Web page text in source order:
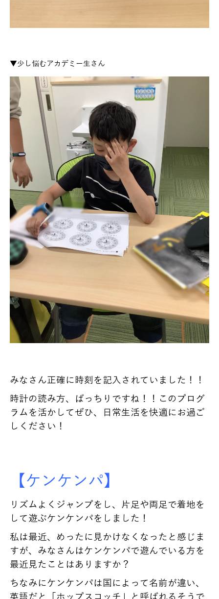
▼少し悩むアカデミー生さん
みなさん正確に時刻を記入されていました！！
時計の読み方、ばっちりですね！！このプログ
ラムを活かしてぜひ、日常生活を快適にお過ご
しください！
【ケンケンパ】
リズムよくジャンプをし、片足や両足で着地を
して遊ぶケンケンパをしました！
私は最近、めったに見かけなくなったと感じま
すが、みなさんはケンケンパで遊んでいる方を
最近見たことはありますか？
ちなみにケンケンパは国によって名前が違い、
英語だと「ホップスコッチ」と呼ばれるそうで